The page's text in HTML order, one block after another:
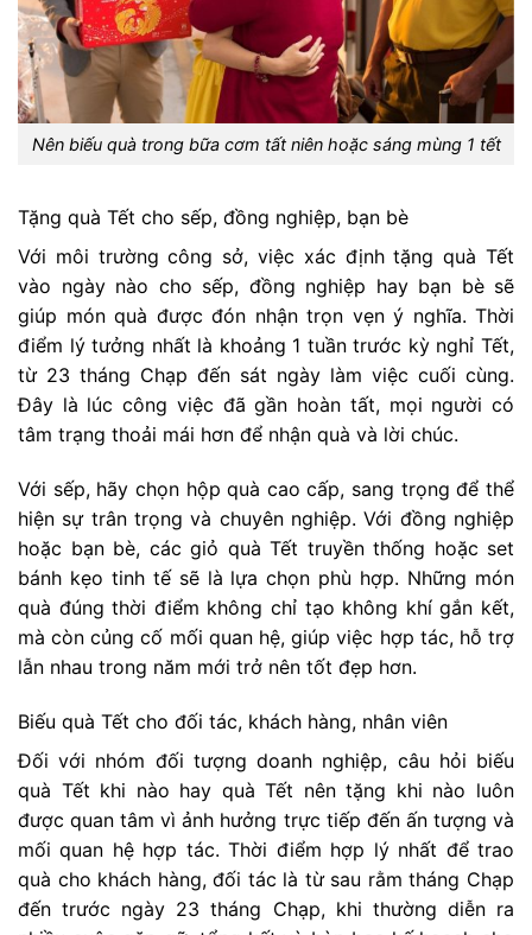
Nên biếu quà trong bữa cơm tất niên hoặc sáng mùng 1 tết
Tặng quà Tết cho sếp, đồng nghiệp, bạn bè
Với môi trường công sở, việc xác định tặng quà Tết
vào ngày nào cho sếp, đồng nghiệp hay bạn bè sẽ
giúp món quà được đón nhận trọn vẹn ý nghĩa. Thời
điểm lý tưởng nhất là khoảng 1 tuần trước kỳ nghỉ Tết,
từ 23 tháng Chạp đến sát ngày làm việc cuối cùng.
Đây là lúc công việc đã gần hoàn tất, mọi người có
tâm trạng thoải mái hơn để nhận quà và lời chúc.
Với sếp, hãy chọn hộp quà cao cấp, sang trọng để thể
hiện sự trân trọng và chuyên nghiệp. Với đồng nghiệp
hoặc bạn bè, các giỏ quà Tết truyền thống hoặc set
bánh kẹo tinh tế sẽ là lựa chọn phù hợp. Những món
quà đúng thời điểm không chỉ tạo không khí gắn kết,
mà còn củng cố mối quan hệ, giúp việc hợp tác, hỗ trợ
lẫn nhau trong năm mới trở nên tốt đẹp hơn.
Biếu quà Tết cho đối tác, khách hàng, nhân viên
Đối với nhóm đối tượng doanh nghiệp, câu hỏi biếu
quà Tết khi nào hay quà Tết nên tặng khi nào luôn
được quan tâm vì ảnh hưởng trực tiếp đến ấn tượng và
mối quan hệ hợp tác. Thời điểm hợp lý nhất để trao
quà cho khách hàng, đối tác là từ sau rằm tháng Chạp
đến trước ngày 23 tháng Chạp, khi thường diễn ra